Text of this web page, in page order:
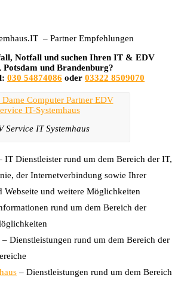
– Partner Empfehlungen
Notfall und suchen Ihren IT & EDV
und Brandenburg?
030 54874086 oder 03322 8509070
Service IT Systemhaus
IT Dienstleister rund um dem Bereich der IT,
der Internetverbindung sowie Ihrer
Webseite und weitere Möglichkeiten
rund um dem Bereich der
– Dienstleistungen rund um dem Bereich der
– Dienstleistungen rund um dem Bereich